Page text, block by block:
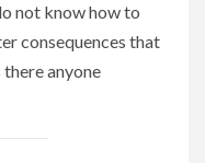
not know how to
consequences that
anyone